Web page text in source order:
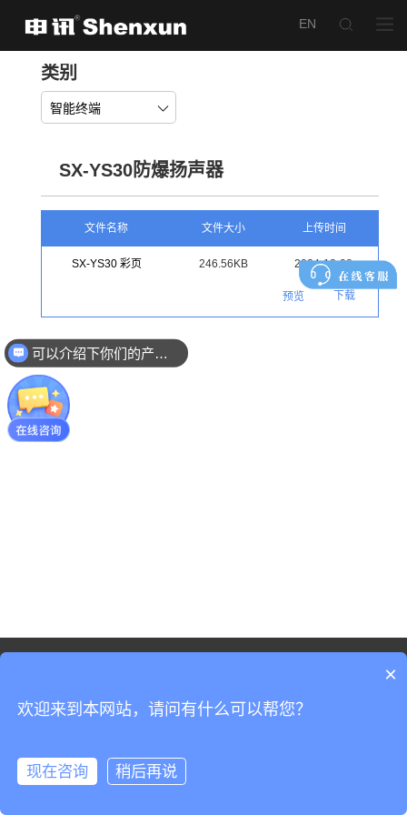
类别
智能终端
SX-YS30防爆扬声器
文件名称 文件大小 上传时间
SX-YS30 彩页 246.56KB 2024-12-08
预览 下载
沪公网安备31011702008965号
×
欢迎来到本网站，请问有什么可以帮您？
现在咨询 稍后再说